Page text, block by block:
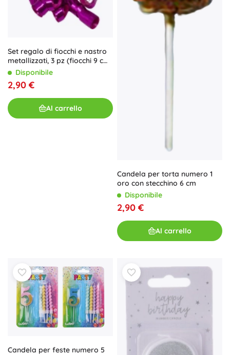
Set regalo di fiocchi e nastro
metallizzati, 3 pz (fiocchi 9 cm,
nastro 10 m, fiocchino 6 mm)
Disponibile
2,90 €
Al carrello
Candela per torta numero 1
oro con stecchino 6 cm
Disponibile
2,90 €
Al carrello
Candela per feste numero 5